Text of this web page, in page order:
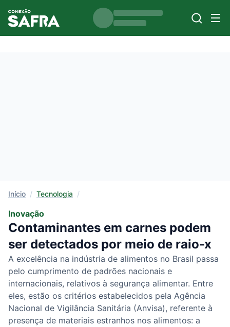
Início / Tecnologia /
Inovação
Contaminantes em carnes podem
ser detectados por meio de raio-x
A excelência na indústria de alimentos no Brasil passa
pelo cumprimento de padrões nacionais e
internacionais, relativos à segurança alimentar. Entre
eles, estão os critérios estabelecidos pela Agência
Nacional de Vigilância Sanitária (Anvisa), referente à
presença de materiais estranhos nos alimentos: a